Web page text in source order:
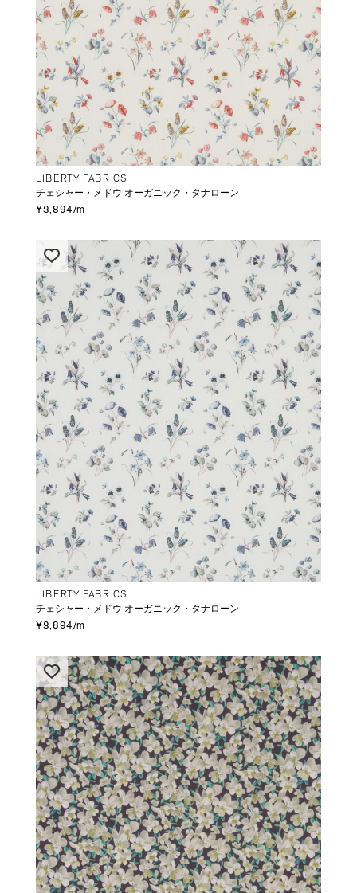
LIBERTY FABRICS
チェシャー・メドウ オーガニック・タナローン
¥3,894/m
LIBERTY FABRICS
チェシャー・メドウ オーガニック・タナローン
¥3,894/m